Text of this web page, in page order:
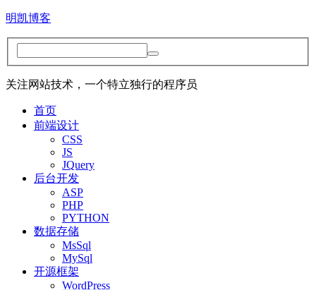
明凯博客
关注网站技术，一个特立独行的程序员
首页
前端设计
CSS
JS
JQuery
后台开发
ASP
PHP
PYTHON
数据存储
MsSql
MySql
开源框架
WordPress